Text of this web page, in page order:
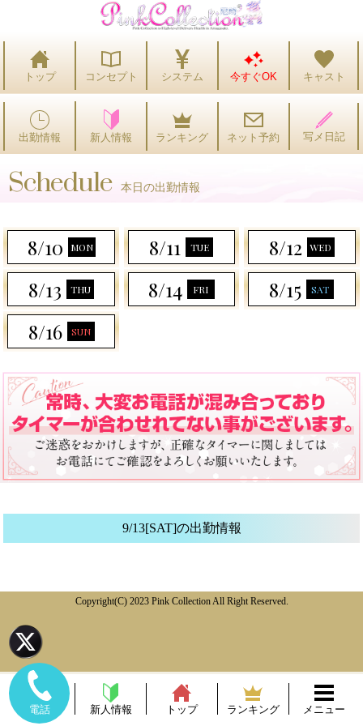
トップ コンセプト システム 今すぐOK キャスト
出勤情報 新人情報 ランキング ネット予約 写メ日記
Schedule 本日の出勤情報
8/10 MON 8/11 TUE 8/12 WED
8/13 THU 8/14 FRI 8/15 SAT
8/16 SUN
9/13[SAT]の出勤情報
Copyright(C) 2023 Pink Collection All Right Reserved.
電話 新人情報 トップ ランキング メニュー